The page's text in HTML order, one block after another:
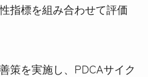
指標を組み合わせて評価
策を実施し、PDCAサイク